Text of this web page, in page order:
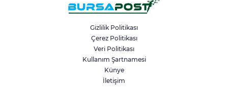
Barakaya sıçrayan yangın itfaiye
Bursaspor’da 2026-2027 sezonu forma
numaraları açıklandı
Gizlilik Politikası
Çerez Politikası
Veri Politikası
Kullanım Şartnamesi
Künye
İletişim